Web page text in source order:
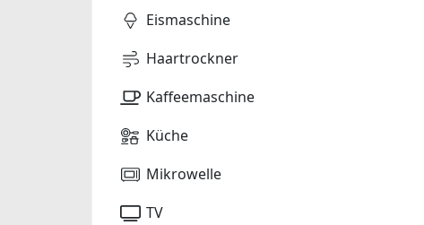
Eismaschine
Haartrockner
Kaffeemaschine
Küche
Mikrowelle
TV